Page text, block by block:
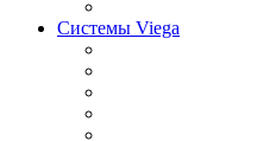
Системы Viega